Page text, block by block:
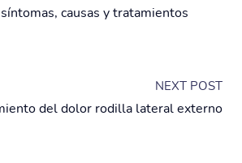
causas y tratamientos
NEXT POST
del dolor rodilla lateral externo